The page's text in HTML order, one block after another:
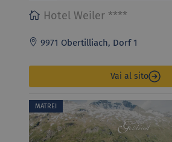
Hotel Weiler ****
9971 Obertilliach, Dorf 1
Vai al sito
MATREI